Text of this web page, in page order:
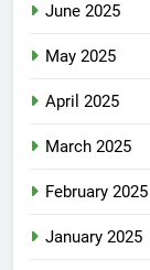
June 2025
May 2025
April 2025
March 2025
February 2025
January 2025